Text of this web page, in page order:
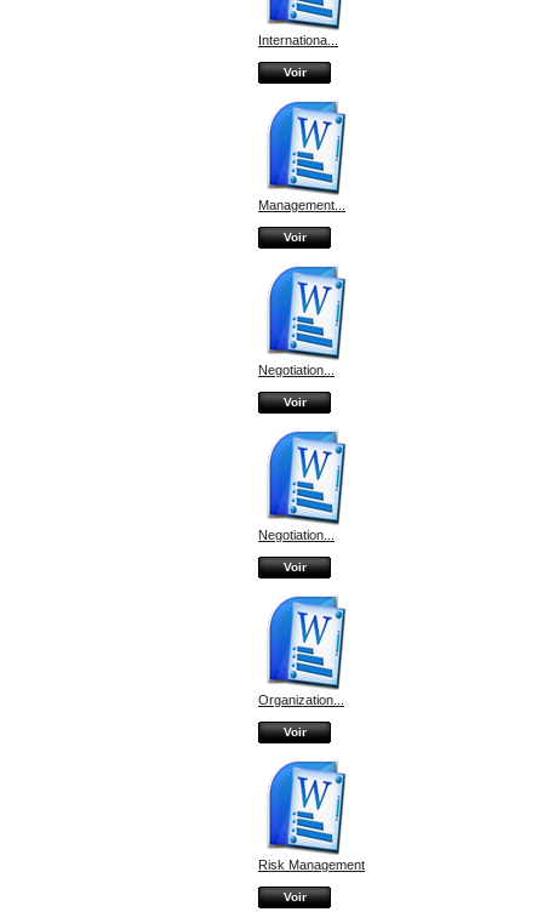
Internationa...
Voir
Management...
Voir
Negotiation...
Voir
Negotiation...
Voir
Organization...
Voir
Risk Management
Voir